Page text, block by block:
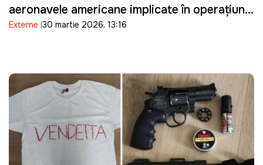
aeronavele americane implicate în operațiuni
militare împotriva Iranului și restricționează
Externe 30 martie 2026, 13:16